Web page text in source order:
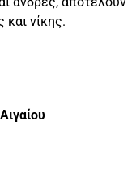
νίκης.